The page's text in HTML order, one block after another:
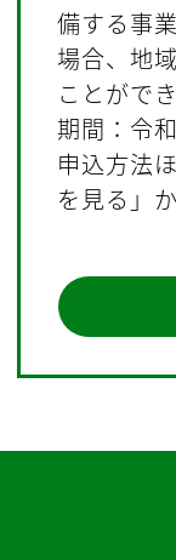
備する事
場合、地
ことができ
期間：令
申込方法
を見る」